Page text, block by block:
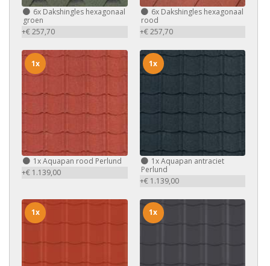
6x Dakshingles hexagonaal
groen
+€ 257,70
6xDakshingles hexagonaal
rood
+€ 257,70
1xAquapan rood Perlund
+€ 1.139,00
1x
1xAquapan antraciet
Perlund
+€ 1.139,00
1x
1x 1x